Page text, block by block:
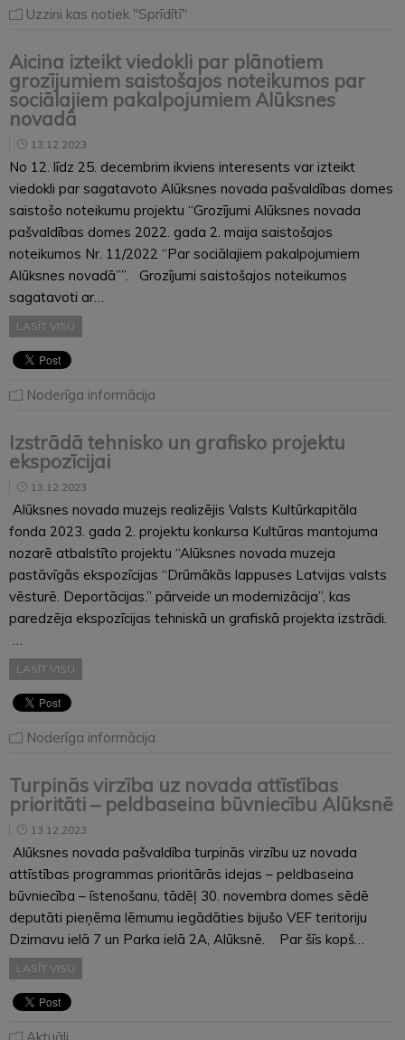
Uzzini kas notiek "Sprīdītī"
Aicina izteikt viedokli par plānotiem
grozījumiem saistošajos noteikumos par
sociālajiem pakalpojumiem Alūksnes
novadā
13.12.2023
No 12. līdz 25. decembrim ikviens interesents var izteikt
viedokli par sagatavoto Alūksnes novada pašvaldības domes
saistošo noteikumu projektu “Grozījumi Alūksnes novada
pašvaldības domes 2022. gada 2. maija saistošajos
noteikumos Nr. 11/2022 “Par sociālajiem pakalpojumiem
Alūksnes novadā””. Grozījumi saistošajos noteikumos
sagatavoti ar…
LASĪT VISU
Noderīga informācija
Izstrādā tehnisko un grafisko projektu
ekspozīcijai
13.12.2023
Alūksnes novada muzejs realizējis Valsts Kultūrkapitāla
fonda 2023. gada 2. projektu konkursa Kultūras mantojuma
nozarē atbalstīto projektu “Alūksnes novada muzeja
pastāvīgās ekspozīcijas “Drūmākās lappuses Latvijas valsts
vēsturē. Deportācijas.” pārveide un modernizācija”, kas
paredzēja ekspozīcijas tehniskā un grafiskā projekta izstrādi.
LASĪT VISU
Noderīga informācija
Turpinās virzība uz novada attīstības
prioritāti – peldbaseina būvniecību Alūksnē
13.12.2023
Alūksnes novada pašvaldība turpinās virzību uz novada
attīstības programmas prioritārās idejas – peldbaseina
būvniecība – īstenošanu, tādēļ 30. novembra domes sēdē
deputāti pieņēma lēmumu iegādāties bijušo VEF teritoriju
Dzirnavu ielā 7 un Parka ielā 2A, Alūksnē. Par šīs kopš…
LASĪT VISU
Aktuāli